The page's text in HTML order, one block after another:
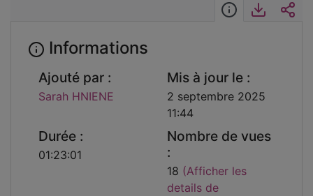
Informations
Informations
Ajouté par :
Sarah HNIENE
Mis à jour le :
2 septembre 2025
11:44
Durée :
01:23:01
Nombre de vues
:
18 (Afficher les
details de